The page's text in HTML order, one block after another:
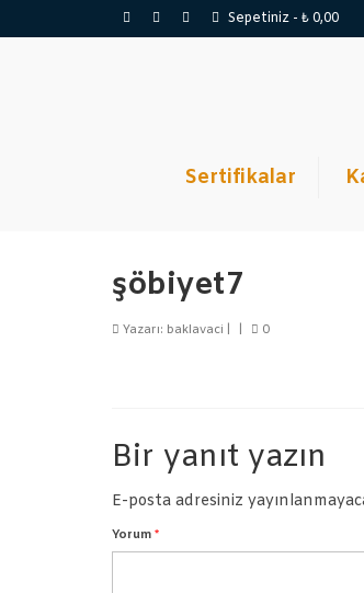
Sepetiniz - ₺0,00
Sertifikalar
şöbiyet7
Yazarı: baklavaci 0
Bir yanıt yazın
E-posta adresiniz
Yorum *